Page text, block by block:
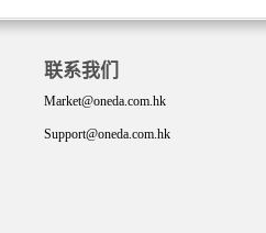
联系我们
Market@oneda.com.hk
Support@oneda.com.hk